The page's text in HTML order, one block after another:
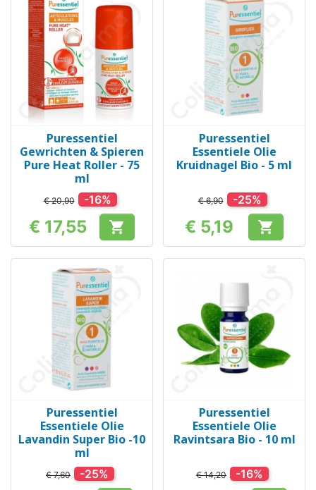
Puressentiel
Gewrichten & Spieren
Pure Heat Roller - 75
ml
€ 20,90 -16%
Prijs
€ 17,55 
Puressentiel
Essentiele Olie
Kruidnagel Bio - 5 ml
€ 6,90 -25%
Prijs
€ 5,19 
Puressentiel
Essentiele Olie
Lavandin Super Bio -10
ml
€ 7,60 -25%
Puressentiel
Essentiele Olie
Ravintsara Bio - 10 ml
€ 14,20 -16%